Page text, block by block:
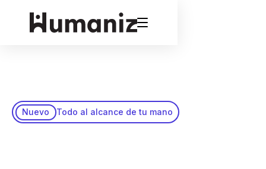
Nuevo Todo al alcance de tu mano